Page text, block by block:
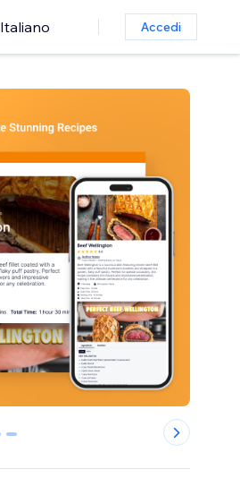
Italiano Accedi
4